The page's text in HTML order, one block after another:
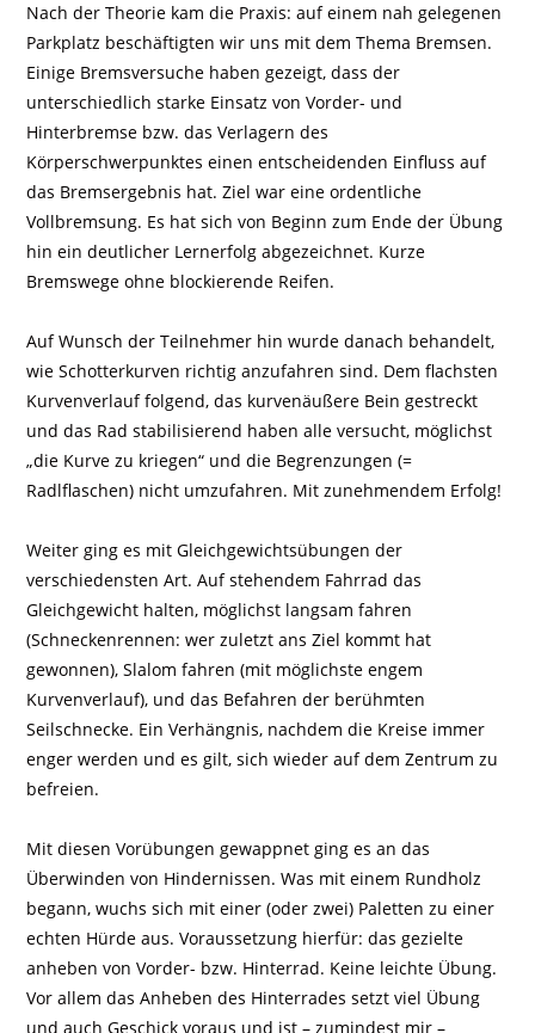
Nach der Theorie kam die Praxis: auf einem nah gelegenen
Parkplatz beschäftigten wir uns mit dem Thema Bremsen.
Einige Bremsversuche haben gezeigt, dass der
unterschiedlich starke Einsatz von Vorder- und
Hinterbremse bzw. das Verlagern des
Körperschwerpunktes einen entscheidenden Einfluss auf
das Bremsergebnis hat. Ziel war eine ordentliche
Vollbremsung. Es hat sich von Beginn zum Ende der Übung
hin ein deutlicher Lernerfolg abgezeichnet. Kurze
Bremswege ohne blockierende Reifen.
Auf Wunsch der Teilnehmer hin wurde danach behandelt,
wie Schotterkurven richtig anzufahren sind. Dem flachsten
Kurvenverlauf folgend, das kurvenäußere Bein gestreckt
und das Rad stabilisierend haben alle versucht, möglichst
„die Kurve zu kriegen“ und die Begrenzungen (=
Radlflaschen) nicht umzufahren. Mit zunehmendem Erfolg!
Weiter ging es mit Gleichgewichtsübungen der
verschiedensten Art. Auf stehendem Fahrrad das
Gleichgewicht halten, möglichst langsam fahren
(Schneckenrennen: wer zuletzt ans Ziel kommt hat
gewonnen), Slalom fahren (mit möglichste engem
Kurvenverlauf), und das Befahren der berühmten
Seilschnecke. Ein Verhängnis, nachdem die Kreise immer
enger werden und es gilt, sich wieder auf dem Zentrum zu
befreien.
Mit diesen Vorübungen gewappnet ging es an das
Überwinden von Hindernissen. Was mit einem Rundholz
begann, wuchs sich mit einer (oder zwei) Paletten zu einer
echten Hürde aus. Voraussetzung hierfür: das gezielte
anheben von Vorder- bzw. Hinterrad. Keine leichte Übung.
Vor allem das Anheben des Hinterrades setzt viel Übung
und auch Geschick voraus und ist – zumindest mir –